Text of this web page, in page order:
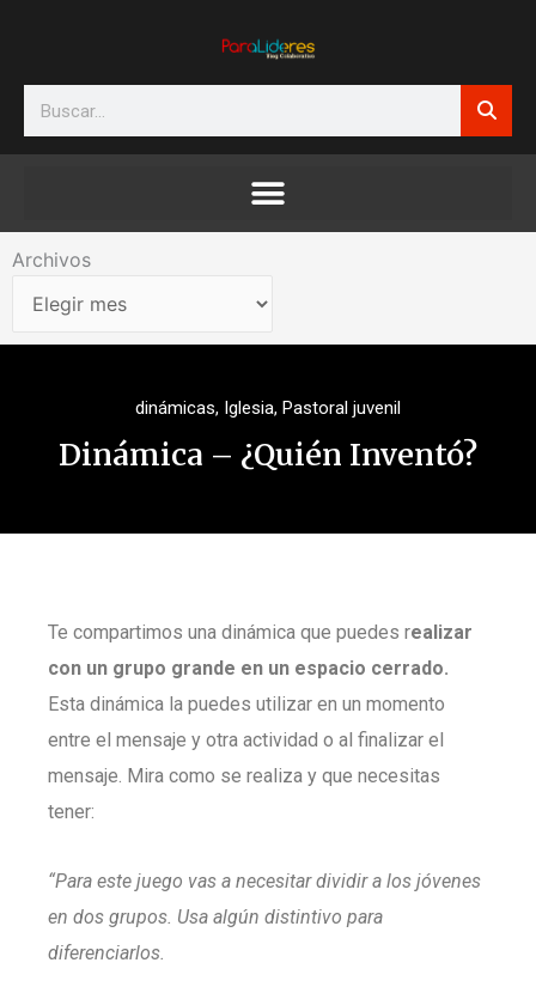
Search
Archivos
Archivos
dinámicas, Iglesia, Pastoral juvenil
Dinámica – ¿Quién Inventó?
Te compartimos una dinámica que puedes realizar
con un grupo grande en un espacio cerrado.
Esta dinámica la puedes utilizar en un momento
entre el mensaje y otra actividad o al finalizar el
mensaje. Mira como se realiza y que necesitas
tener:
“Para este juego vas a necesitar dividir a los jóvenes
en dos grupos. Usa algún distintivo para
diferenciarlos.